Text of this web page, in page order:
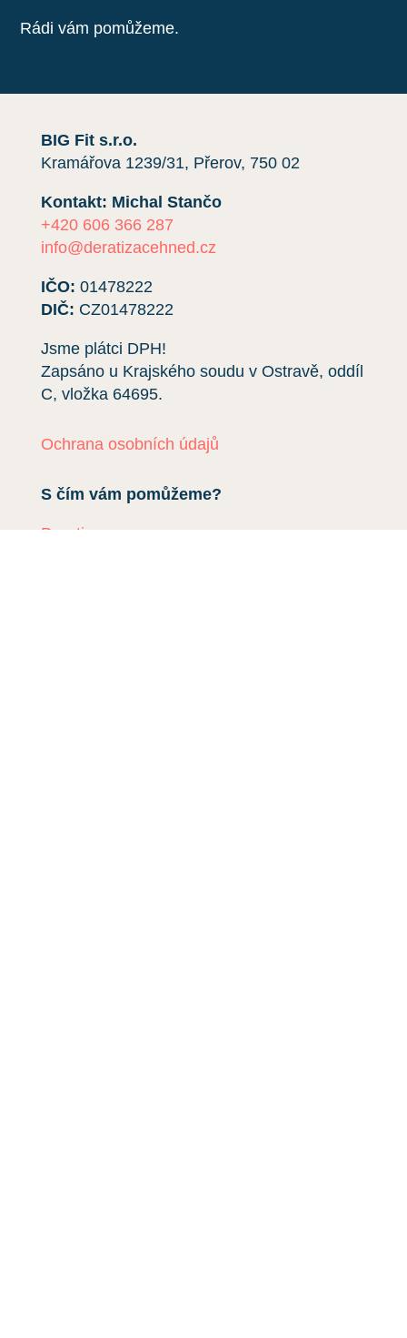
Rádi vám pomůžeme.
BIG Fit s.r.o.
Kramářova 1239/31, Přerov, 750 02
Kontakt: Michal Stančo
+420 606 366 287
info@deratizacehned.cz
IČO: 01478222
DIČ: CZ01478222
Jsme plátci DPH!
Zapsáno u Krajského soudu v Ostravě, oddíl
C, vložka 64695.
Ochrana osobních údajů
S čím vám pomůžeme?
Deratizace